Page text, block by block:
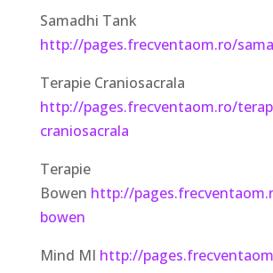
Samadhi Tank
http://pages.frecventaom.ro/
Terapie Craniosacrala
http://pages.frecventaom.ro/
craniosacrala
Terapie
Bowen http://
bowen
Mind MI http://